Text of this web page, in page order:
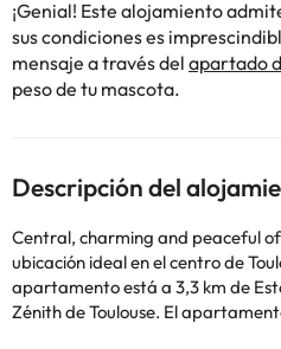
¡Genial! Este alojamiento
sus condiciones es
mensaje a través del apartado
peso de tu mascota.
Descripción del
Central, charming and peaceful
ubicación ideal en el centro de
apartamento está a 3,3 km de
Zénith de Toulouse. El apartamento se encuentra en la planta
baja y dispone de 1 dormitorio,